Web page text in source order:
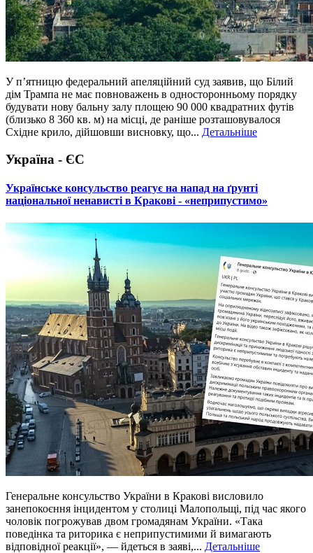
У п’ятницю федеральний апеляційний суд заявив, що Білий
дім Трампа не має повноважень в односторонньому порядку
будувати нову бальну залу площею 90 000 квадратних футів
(близько 8 360 кв. м) на місці, де раніше розташовувалося
Східне крило, дійшовши висновку, що... Детальніше
Україна - ЄС
​Українське консульство реагує на напад на ґрунті
національної ненависті в Кракові - «неприпустимо»
Генеральне консульство України в Кракові висловило
занепокоєння інцидентом у столиці Малопольщі, під час якого
чоловік погрожував двом громадянам України. «Така
поведінка та риторика є неприпустимими й вимагають
відповідної реакції», — йдеться в заяві,... Детальніше